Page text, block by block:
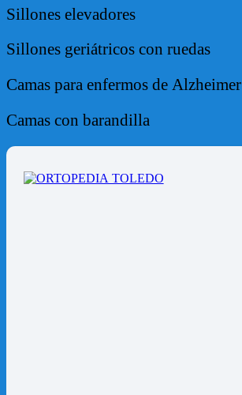
Sillones elevadores
Sillones geriátricos con ruedas
Camas para enfermos de Alzheimer
Camas con barandilla